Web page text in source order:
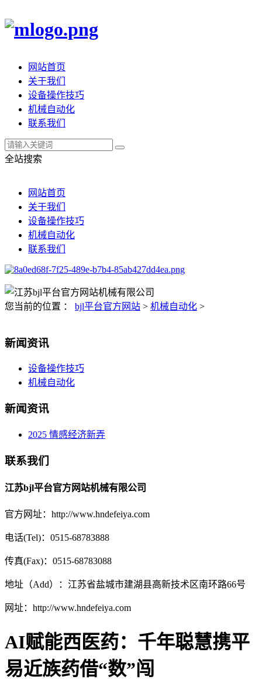
网站首页
关于我们
设备操作技巧
机械自动化
联系我们
全站搜索
网站首页
关于我们
设备操作技巧
机械自动化
联系我们
您当前的位置 ： bjl平台官方网站 > 机械自动化 >
新闻资讯
设备操作技巧
机械自动化
新闻资讯
2025 情感经济新弄
联系我们
江苏bjl平台官方网站机械有限公司
官方网址：http://www.hndefeiya.com
电话(Tel)：0515-68783888
传真(Fax)：0515-68783088
地址（Add）：江苏省盐城市建湖县高新技术区南环路66号
网址：http://www.hndefeiya.com
AI赋能西医药：千年聪慧携平
易近族药借“数”闯